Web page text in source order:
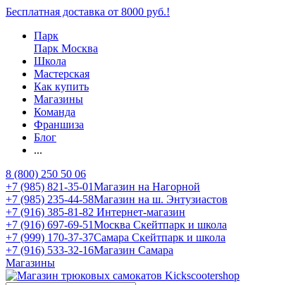
Бесплатная доставка от 8000 руб.!
Парк
Парк Москва
Школа
Мастерская
Как купить
Магазины
Команда
Франшиза
Блог
...
8 (800) 250 50 06
+7 (985) 821-35-01Магазин на Нагорной
+7 (985) 235-44-58Магазин на ш. Энтузиастов
+7 (916) 385-81-82 Интернет-магазин
+7 (916) 697-69-51Москва Скейтпарк и школа
+7 (999) 170-37-37Самара Скейтпарк и школа
+7 (916) 533-32-16Магазин Самара
Магазины